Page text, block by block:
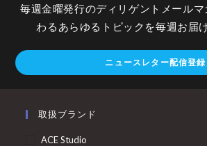
毎週金曜発行のディリゲントメール
わるあらゆるトピックを毎週お届
ニュースレター配信登録
取扱ブランド
ACE Studio